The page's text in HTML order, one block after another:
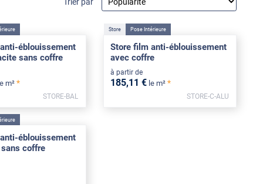
éblouissement
sans coffre
le m² *
STORE-BAL
Store Pose Intérieure
Store film anti-éblouissement
avec coffre
à partir de
185,11 € le m² *
STORE-C-ALU
éblouissement
coffre